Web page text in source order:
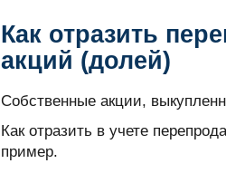
Как отразить
акций (долей)
Собственные акции,
Как отразить в учете
пример.